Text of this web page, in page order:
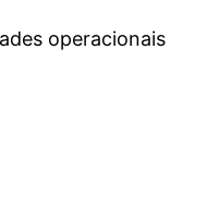
operacionais